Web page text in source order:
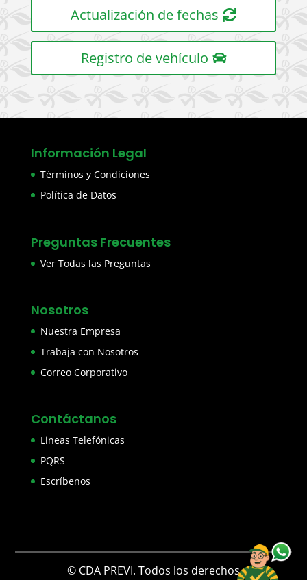
Actualización de fechas
Registro de vehículo
Información Legal
Términos y Condiciones
Política de Datos
Preguntas Frecuentes
Ver Todas las Preguntas
Nosotros
Nuestra Empresa
Trabaja con Nosotros
Correo Corporativo
Contáctanos
Lineas Telefónicas
PQRS
Escríbenos
© CDA PREVI. Todos los derechos